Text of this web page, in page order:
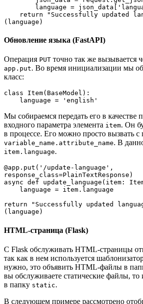
(language)
Обновление языка (FastAPI)
Операция PUT точно так же вызывается
app.put. Во время инициализации мы
класс:
class Item(BaseModel):
    language = 'english'
Мы собираемся передать его в качестве
входного параметра элемента item. Он
в процессе. Его можно просто вызвать
variable_name.attribute_name. В
item.language.
@app.put('/update-language',
response_class=PlainTextResponse)
async def update_language(item:
return "Successfully updated
(language)
HTML-страница (Flask)
С Flask обслуживать HTML-страницы
так как в нем используется
нужно, это объявить HTML-файлы в
вы обслуживаете статические файлы,
в папку static.
В следующем примере рассмотрено